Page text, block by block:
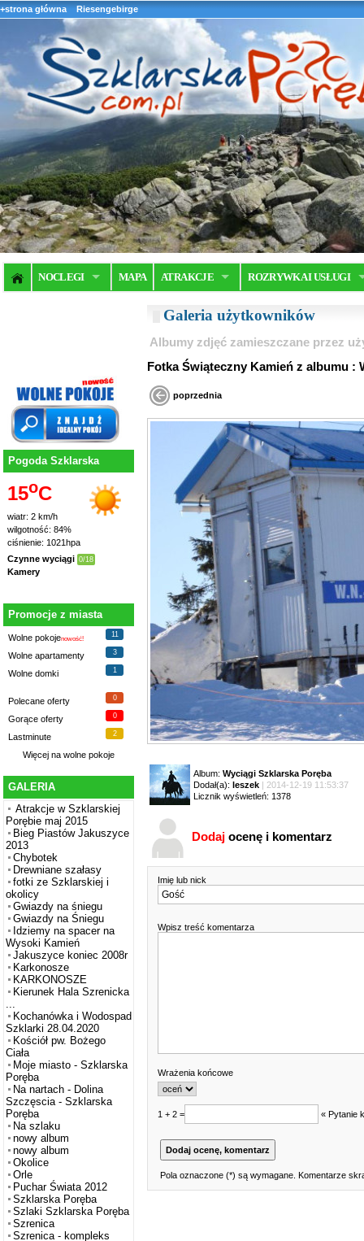
+strona główna Riesengebirge
NOCLEGI MAPA ATRAKCJE ROZRYWKA I USŁUGI
Pogoda Szklarska
15oC
wiatr: 2 km/h
wilgotność: 84%
ciśnienie: 1021hpa
Czynne wyciągi 0/18
Kamery
Promocje z miasta
Wolne pokojenowość!
11
Wolne apartamenty 3
Wolne domki 1
Polecane oferty 0
Gorące oferty 0
Lastminute 2
Więcej na wolne pokoje
GALERIA
Atrakcje w Szklarskiej
Porębie maj 2015
Bieg Piastów Jakuszyce
2013
Chybotek
Drewniane szałasy
fotki ze Szklarskiej i
okolicy
Gwiazdy na śniegu
Gwiazdy na Śniegu
Idziemy na spacer na
Wysoki Kamień
Jakuszyce koniec 2008r
Karkonosze
KARKONOSZE
Kierunek Hala Szrenicka
...
Kochanówka i Wodospad
Szklarki 28.04.2020
Kościół pw. Bożego
Ciała
Moje miasto - Szklarska
Poręba
Na nartach - Dolina
Szczęscia - Szklarska
Poręba
Na szlaku
nowy album
nowy album
Okolice
Orle
Puchar Świata 2012
Szklarska Poręba
Szlaki Szklarska Poręba
Szrenica
Szrenica - kompleks
Galeria użytkowników
Albumy zdjęć zamieszczane przez
Fotka Świąteczny Kamień z albumu :
poprzednia
Album: Wyciągi Szklarska Poręba
Dodał(a): leszek | 2014-12-19 11:53:37
Licznik wyświetleń: 1378
Dodaj ocenę i komentarz
Imię lub nick
Wpisz treść komentarza
Wrażenia końcowe
1 + 2 = « Pytanie
Pola oznaczone (*) są wymagane. Komentarze